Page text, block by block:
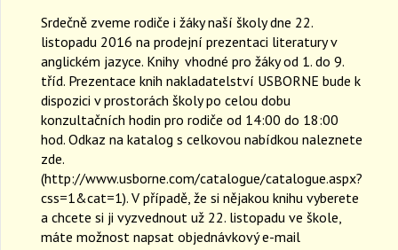
Srdečně zveme rodiče i žáky naší školy dne 22.
listopadu 2016 na prodejní prezentaci literatury v
anglickém jazyce. Knihy vhodné pro žáky od 1. do 9.
tříd. Prezentace knih nakladatelství USBORNE bude k
dispozici v prostorách školy po celou dobu
konzultačních hodin pro rodiče od 14:00 do 18:00
hod. Odkaz na katalog s celkovou nabídkou naleznete
zde.
(http://www.usborne.com/catalogue/catalogue.aspx?
css=1&cat=1). V případě, že si nějakou knihu vyberete
a chcete si ji vyzvednout už 22. listopadu ve škole,
máte možnost napsat objednávkový e-mail